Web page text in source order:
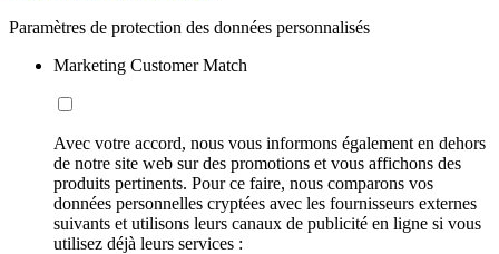
Paramètres de protection des données personnalisés
Marketing Customer Match
Avec votre accord, nous vous informons également en dehors
de notre site web sur des promotions et vous affichons des
produits pertinents. Pour ce faire, nous comparons vos
données personnelles cryptées avec les fournisseurs externes
suivants et utilisons leurs canaux de publicité en ligne si vous
utilisez déjà leurs services :